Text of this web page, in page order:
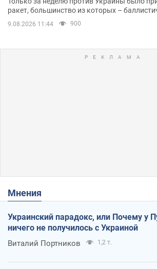
ракет, большинство из которых –
9.08.2026 11:44 900
Мнения
Украинский парадокс, или Почему у
ничего не получилось с Украиной
Виталий Портников 1,2 т.